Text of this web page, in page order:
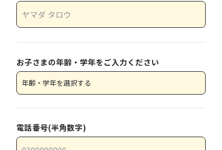
お子さまの年齢・学年をご入力ください
電話番号(半角数字)